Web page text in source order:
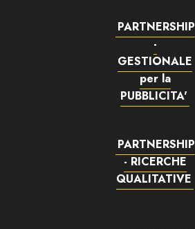
PARTNERSHIP
-
GESTIONALE
per la
PUBBLICITA'
PARTNERSHIP
- RICERCHE
QUALITATIVE